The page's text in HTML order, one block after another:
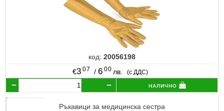
код: 20056198
€3 07 / 6 00 лв. (с ДДС)
налично
Ръкавици за медицинска сестра